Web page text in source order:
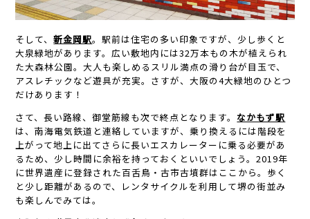
そして、新金岡駅。駅前は住宅の多い印象ですが、少し歩くと
大泉緑地があります。広い敷地内には32万本もの木が植えられ
た大森林公園。大人も楽しめるスリル満点の滑り台が目玉で、
アスレチックなど遊具が充実。さすが、大阪の4大緑地のひとつ
だけあります！
さて、長い路線、御堂筋線も次で終点となります。 なかもず駅
は、南海電気鉄道と連絡していますが、乗り換えるには階段を
上がって地上に出てさらに長いエスカレーターに乗る必要があ
るため、少し時間に余裕を持っておくといいでしょう。2019年
に世界遺産に登録された百舌鳥・古市古墳群はここから。歩く
と少し距離があるので、レンタサイクルを利用して堺の街並み
も楽しんでみては。